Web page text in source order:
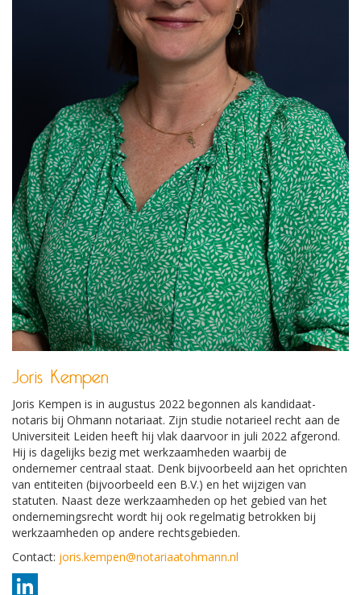
Joris Kempen
Joris Kempen is in augustus 2022 begonnen als kandidaat-
notaris bij Ohmann notariaat. Zijn studie notarieel recht aan de
Universiteit Leiden heeft hij vlak daarvoor in juli 2022 afgerond.
Hij is dagelijks bezig met werkzaamheden waarbij de
ondernemer centraal staat. Denk bijvoorbeeld aan het oprichten
van entiteiten (bijvoorbeeld een B.V.) en het wijzigen van
statuten. Naast deze werkzaamheden op het gebied van het
ondernemingsrecht wordt hij ook regelmatig betrokken bij
werkzaamheden op andere rechtsgebieden.
Contact: joris.kempen@notariaatohmann.nl